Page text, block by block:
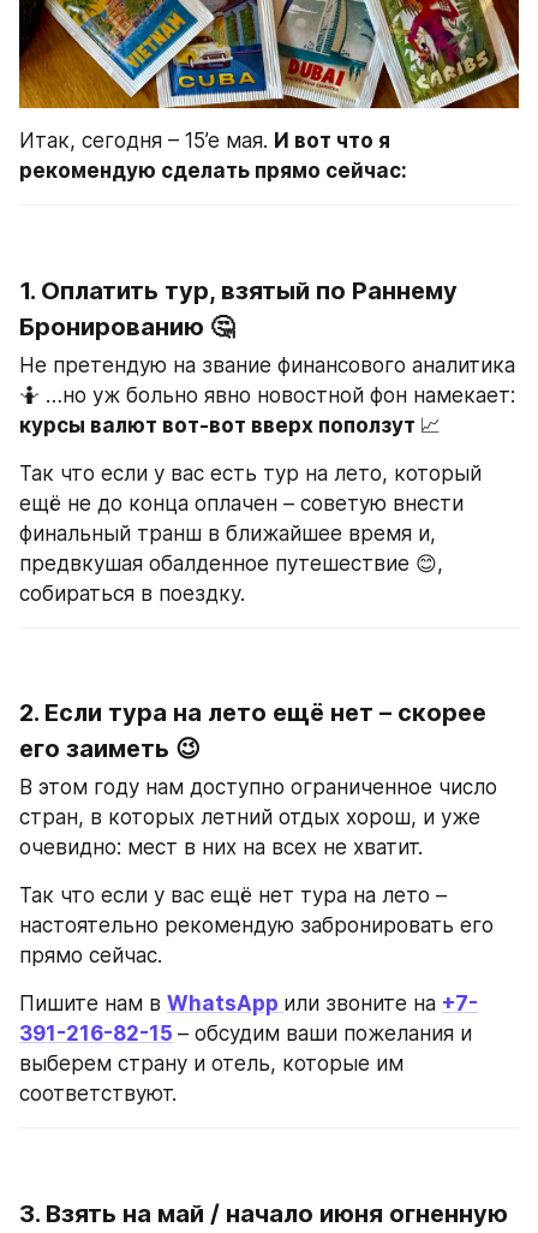
Итак, сегодня – 15’е мая. И вот что я
рекомендую сделать прямо сейчас:
1. Оплатить тур, взятый по Раннему
Бронированию 🤔
Не претендую на звание финансового аналитика
курсы валют вот-вот вверх поползут 📈
Так что если у вас есть тур на лето, который
ещё не до конца оплачен – советую внести
финальный транш в ближайшее время и,
предвкушая обалденное путешествие 😊,
собираться в поездку.
2. Если тура на лето ещё нет – скорее
его заиметь 😉
В этом году нам доступно ограниченное число
стран, в которых летний отдых хорош, и уже
очевидно: мест в них на всех не хватит.
Так что если у вас ещё нет тура на лето –
настоятельно рекомендую забронировать его
прямо сейчас.
Пишите нам в WhatsApp или звоните на +7-
391-216-82-15 – обсудим ваши пожелания и
выберем страну и отель, которые им
соответствуют.
3. Взять на май / начало июня огненную